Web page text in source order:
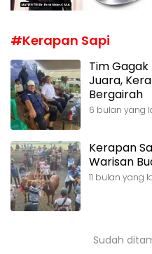
#Kerapan Sapi
Tim
Juara,
Bergairah
6 bulan yang
Kerapan
Warisan
11 bulan yang
Sudah